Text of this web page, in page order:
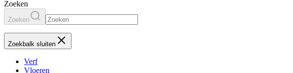
Zoeken
Zoeken
Zoekbalk sluiten
Verf
Vloeren